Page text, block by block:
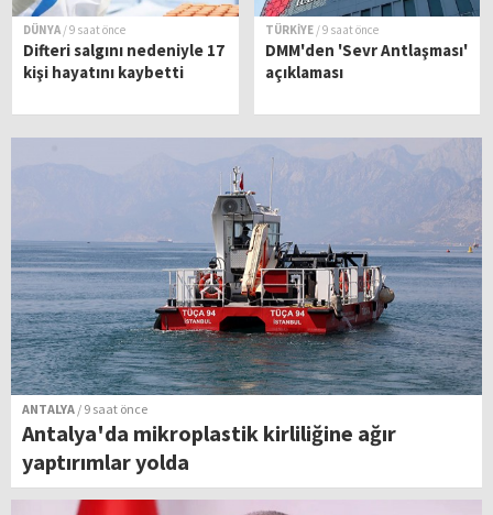
DÜNYA / 9 saat önce
Difteri salgını nedeniyle 17
kişi hayatını kaybetti
TÜRKİYE / 9 saat önce
DMM'den 'Sevr Antlaşması'
açıklaması
ANTALYA / 9 saat önce
Antalya'da mikroplastik kirliliğine ağır
yaptırımlar yolda